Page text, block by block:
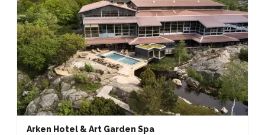
Arken Hotel & Art Garden Spa